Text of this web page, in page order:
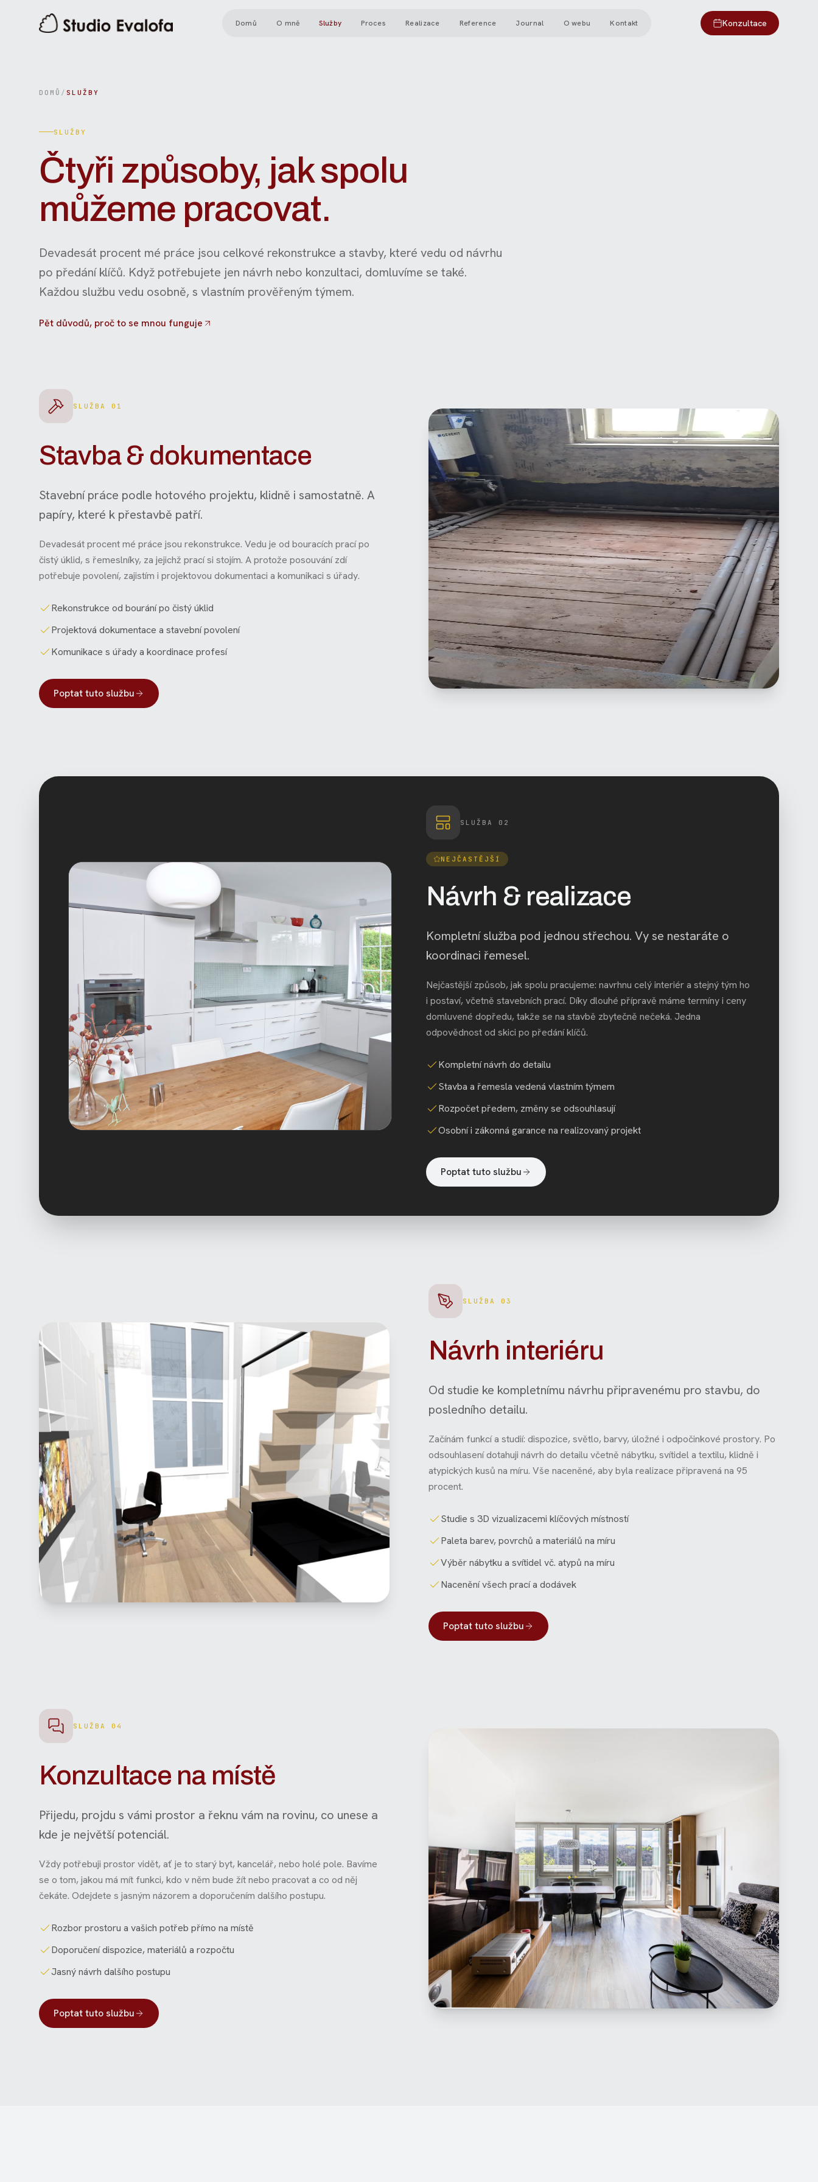
Domů O mně Služby Proces Realizace Reference Journal O webu Kontakt Konzultace
DOMŮ / SLUŽBY
SLUŽBY
Čtyři způsoby, jak spolu
můžeme pracovat.
Devadesát procent mé práce jsou celkové rekonstrukce a stavby, které vedu od návrhu
po předání klíčů. Když potřebujete jen návrh nebo konzultaci, domluvíme se také.
Každou službu vedu osobně, s vlastním prověřeným týmem.
Pět důvodů, proč to se mnou funguje
SLUŽBA 01
Stavba & dokumentace
Stavební práce podle hotového projektu, klidně i samostatně. A
papíry, které k přestavbě patří.
Devadesát procent mé práce jsou rekonstrukce. Vedu je od bouracích prací po
čistý úklid, s řemeslníky, za jejichž prací si stojím. A protože posouvání zdí
potřebuje povolení, zajistím i projektovou dokumentaci a komunikaci s úřady.
Rekonstrukce od bourání po čistý úklid
Projektová dokumentace a stavební povolení
Komunikace s úřady a koordinace profesí
Poptat tuto službu
SLUŽBA 02
NEJČASTĚJŠÍ
Návrh & realizace
Kompletní služba pod jednou střechou. Vy se nestaráte o
koordinaci řemesel.
Nejčastější způsob, jak spolu pracujeme: navrhnu celý interiér a stejný tým ho
i postaví, včetně stavebních prací. Díky dlouhé přípravě máme termíny i ceny
domluvené dopředu, takže se na stavbě zbytečně nečeká. Jedna
odpovědnost od skici po předání klíčů.
Kompletní návrh do detailu
Stavba a řemesla vedená vlastním týmem
Rozpočet předem, změny se odsouhlasují
Osobní i zákonná garance na realizovaný projekt
Poptat tuto službu
SLUŽBA 03
Návrh interiéru
Od studie ke kompletnímu návrhu připravenému pro stavbu, do
posledního detailu.
Začínám funkcí a studií: dispozice, světlo, barvy, úložné i odpočinkové prostory. Po
odsouhlasení dotahuji návrh do detailu včetně nábytku, svítidel a textilu, klidně i
atypických kusů na míru. Vše naceněné, aby byla realizace připravená na 95
procent.
Studie s 3D vizualizacemi klíčových místností
Paleta barev, povrchů a materiálů na míru
Výběr nábytku a svítidel vč. atypů na míru
Nacenění všech prací a dodávek
Poptat tuto službu
SLUŽBA 04
Konzultace na místě
Přijedu, projdu s vámi prostor a řeknu vám na rovinu, co unese a
kde je největší potenciál.
Vždy potřebuji prostor vidět, ať je to starý byt, kancelář, nebo holé pole. Bavíme
se o tom, jakou má mít funkci, kdo v něm bude žít nebo pracovat a co od něj
čekáte. Odejdete s jasným názorem a doporučením dalšího postupu.
Rozbor prostoru a vašich potřeb přímo na místě
Doporučení dispozice, materiálů a rozpočtu
Jasný návrh dalšího postupu
Poptat tuto službu